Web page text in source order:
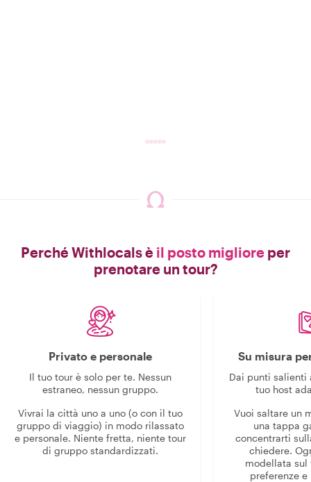
Perché Withlocals è il posto migliore per
prenotare un tour?
Privato e personale
Il tuo tour è solo per te. Nessun
estraneo, nessun gruppo.
Vivrai la città uno a uno (o con il tuo
gruppo di viaggio) in modo rilassato
e personale. Niente fretta, niente tour
di gruppo standardizzati.
Su misura
Dai punti salienti
tuo host
Vuoi saltare un
una tappa
concentrarti
chiedere.
modellata sul
preferenze